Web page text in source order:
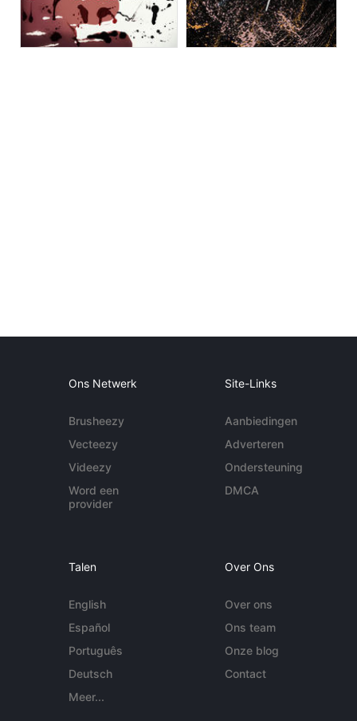
Ons Netwerk
Brusheezy
Vecteezy
Videezy
Word een
provider
Site-Links
Aanbiedingen
Adverteren
Ondersteuning
DMCA
Talen
English
Español
Português
Deutsch
Meer...
Over Ons
Over ons
Ons team
Onze blog
Contact